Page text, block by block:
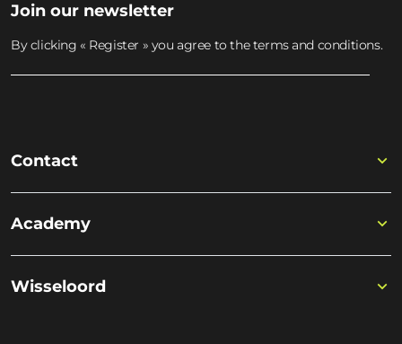
Join our newsletter
By clicking « Register » you agree to the terms and conditions.
Contact
Academy
Wisseloord